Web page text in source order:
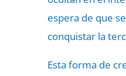
espera de que
conquistar la
Esta forma de